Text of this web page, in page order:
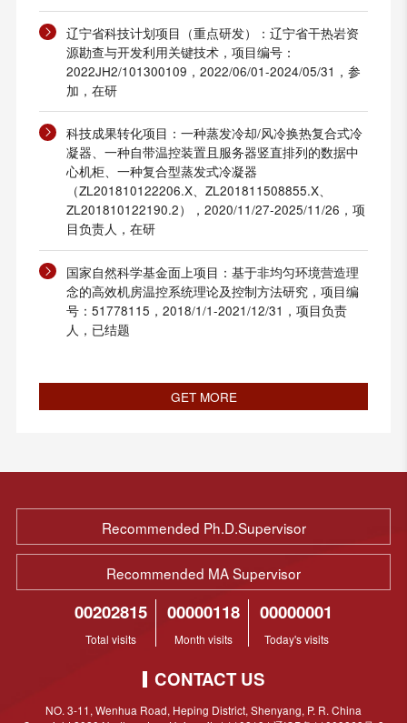
辽宁省科技计划项目（重点研发）：辽宁省干热岩资
源勘查与开发利用关键技术，项目编号：
2022JH2/101300109，2022/06/01-2024/05/31，参
加，在研
科技成果转化项目：一种蒸发冷却/风冷换热复合式冷
凝器、一种自带温控装置且服务器竖直排列的数据中
心机柜、一种复合型蒸发式冷凝器
（ZL201810122206.X、ZL201811508855.X、
ZL201810122190.2），2020/11/27-2025/11/26，项
目负责人，在研
国家自然科学基金面上项目：基于非均匀环境营造理
念的高效机房温控系统理论及控制方法研究，项目编
号：51778115，2018/1/1-2021/12/31，项目负责
人，已结题
GET MORE
Recommended Ph.D.Supervisor
Recommended MA Supervisor
00202815
Total visits
00000118
Month visits
00000001
Today's visits
CONTACT US
NO. 3-11, Wenhua Road, Heping District, Shenyang, P. R. China